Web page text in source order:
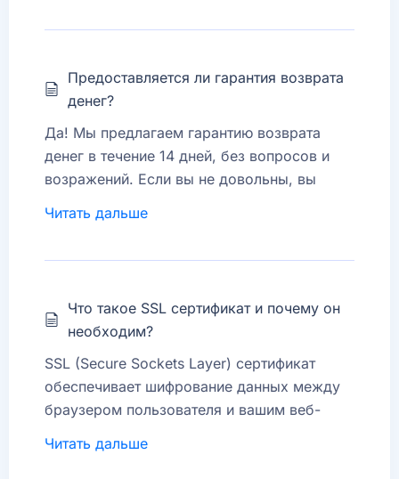
Предоставляется ли гарантия возврата
денег?
Да! Мы предлагаем гарантию возврата
денег в течение 14 дней, без вопросов и
возражений. Если вы не довольны, вы
Читать дальше
Что такое SSL сертификат и почему он
необходим?
SSL (Secure Sockets Layer) сертификат
обеспечивает шифрование данных между
браузером пользователя и вашим веб-
информация (пароли, платежные данные,
Читать дальше